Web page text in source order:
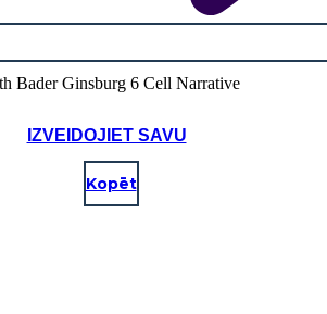
IZVEIDOJIET SAVU
Kopēt